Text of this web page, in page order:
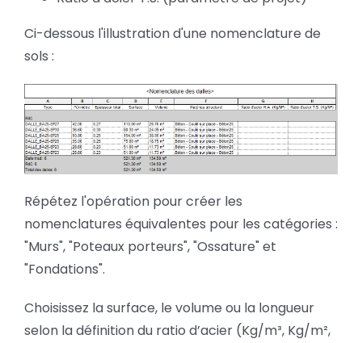
Ci-dessous l'illustration d'une nomenclature de
sols :
Répétez l'opération pour créer les
nomenclatures équivalentes pour les catégories :
"Murs", "Poteaux porteurs", "Ossature" et
"Fondations".
Choisissez la surface, le volume ou la longueur
selon la définition du ratio d’acier (Kg/m³, Kg/m²,